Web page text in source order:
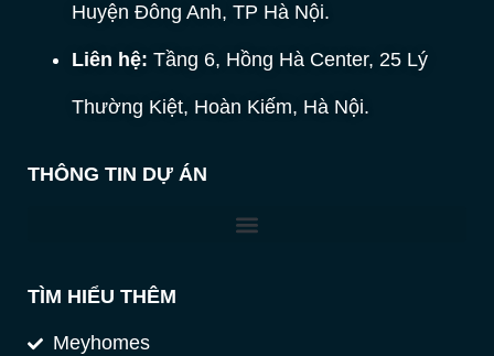
Huyện Đông Anh, TP Hà Nội.
Liên hệ: Tầng 6, Hồng Hà Center, 25 Lý
Thường Kiệt, Hoàn Kiếm, Hà Nội.
THÔNG TIN DỰ ÁN
TÌM HIỂU THÊM
Meyhomes